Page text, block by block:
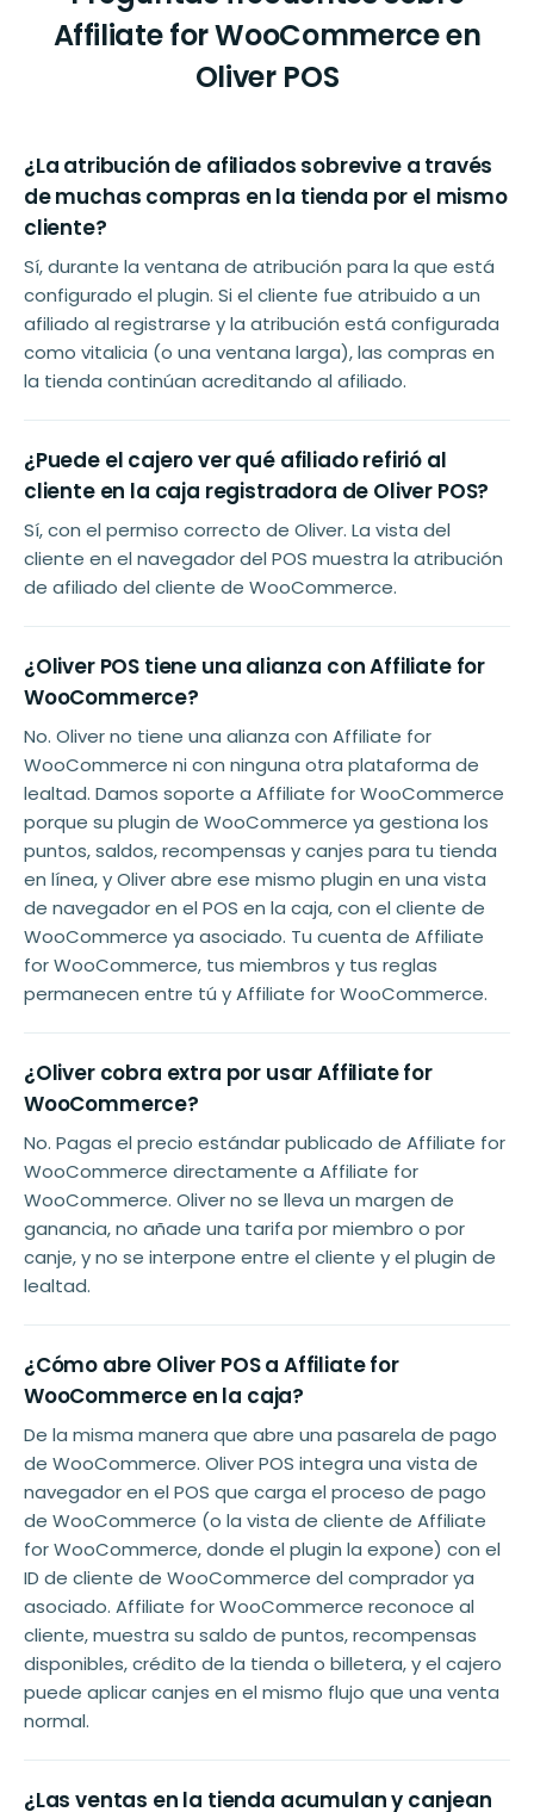
Affiliate for WooCommerce en
Oliver POS
¿La atribución de afiliados sobrevive a través
de muchas compras en la tienda por el mismo
cliente?
Sí, durante la ventana de atribución para la que está
configurado el plugin. Si el cliente fue atribuido a un
afiliado al registrarse y la atribución está configurada
como vitalicia (o una ventana larga), las compras en
la tienda continúan acreditando al afiliado.
¿Puede el cajero ver qué afiliado refirió al
cliente en la caja registradora de Oliver POS?
Sí, con el permiso correcto de Oliver. La vista del
cliente en el navegador del POS muestra la atribución
de afiliado del cliente de WooCommerce.
¿Oliver POS tiene una alianza con Affiliate for
WooCommerce?
No. Oliver no tiene una alianza con Affiliate for
WooCommerce ni con ninguna otra plataforma de
lealtad. Damos soporte a Affiliate for WooCommerce
porque su plugin de WooCommerce ya gestiona los
puntos, saldos, recompensas y canjes para tu tienda
en línea, y Oliver abre ese mismo plugin en una vista
de navegador en el POS en la caja, con el cliente de
WooCommerce ya asociado. Tu cuenta de Affiliate
for WooCommerce, tus miembros y tus reglas
permanecen entre tú y Affiliate for WooCommerce.
¿Oliver cobra extra por usar Affiliate for
WooCommerce?
No. Pagas el precio estándar publicado de Affiliate for
WooCommerce directamente a Affiliate for
WooCommerce. Oliver no se lleva un margen de
ganancia, no añade una tarifa por miembro o por
canje, y no se interpone entre el cliente y el plugin de
lealtad.
¿Cómo abre Oliver POS a Affiliate for
WooCommerce en la caja?
De la misma manera que abre una pasarela de pago
de WooCommerce. Oliver POS integra una vista de
navegador en el POS que carga el proceso de pago
de WooCommerce (o la vista de cliente de Affiliate
for WooCommerce, donde el plugin la expone) con el
ID de cliente de WooCommerce del comprador ya
asociado. Affiliate for WooCommerce reconoce al
cliente, muestra su saldo de puntos, recompensas
disponibles, crédito de la tienda o billetera, y el cajero
puede aplicar canjes en el mismo flujo que una venta
normal.
¿Las ventas en la tienda acumulan y canjean